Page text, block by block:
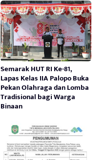
Semarak HUT RI Ke-81,
Lapas Kelas IIA Palopo Buka
Pekan Olahraga dan Lomba
Tradisional bagi Warga
Binaan